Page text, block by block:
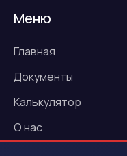
Меню
Главная
Документы
Калькулятор
О нас